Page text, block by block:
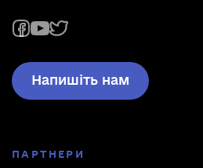
ПАРТНЕРИ
Напишіть нам